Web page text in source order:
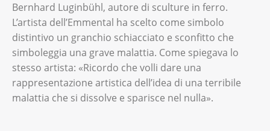
Bernhard Luginbühl, autore di sculture in ferro.
L’artista dell’Emmental ha scelto come simbolo
distintivo un granchio schiacciato e sconfitto che
simboleggia una grave malattia. Come spiegava lo
stesso artista: «Ricordo che volli dare una
rappresentazione artistica dell’idea di una terribile
malattia che si dissolve e sparisce nel nulla».